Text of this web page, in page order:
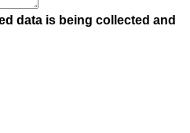
data is being collected and